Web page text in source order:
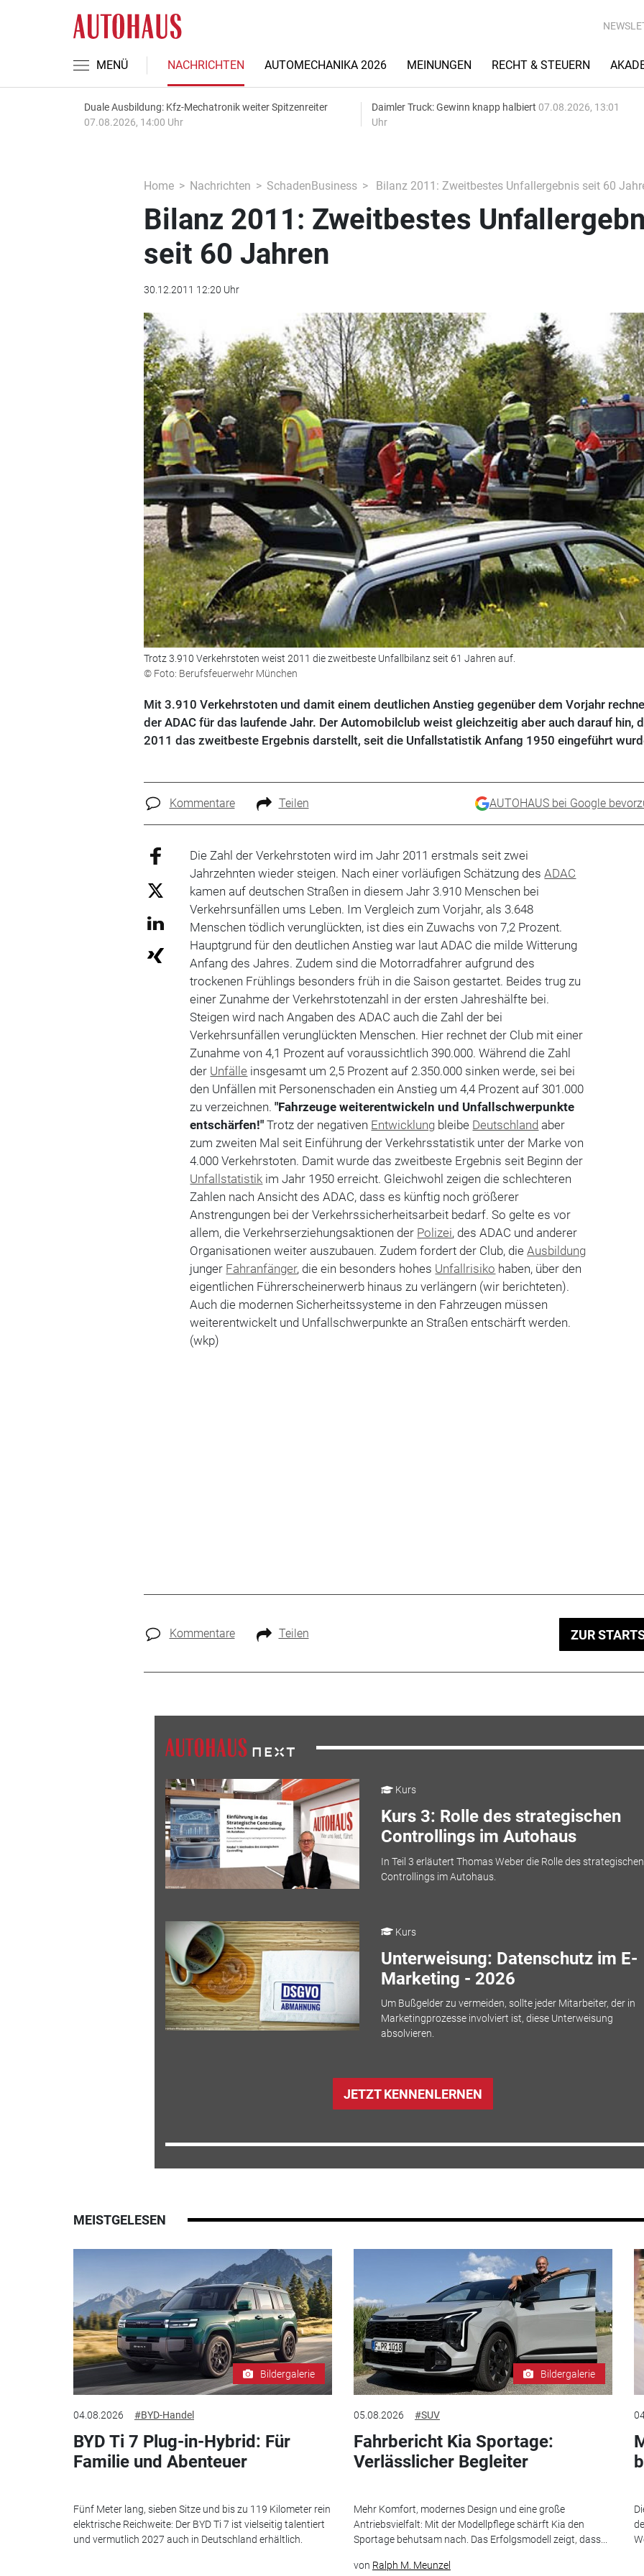
MENÜ NACHRICHTEN AUTOMECHANIKA 2026 MEINUNGEN RECHT & STEUERN
Duale Ausbildung: Kfz-Mechatronik weiter Spitzenreiter
07.08.2026, 14:00 Uhr
Daimler Truck: Gewinn knapp halbiert 07.08.2026, 13:01
Uhr
Home Nachrichten SchadenBusiness Bilanz 2011: Zweitbestes Unfallergebnis seit 60
Bilanz 2011: Zweitbestes
seit 60 Jahren
30.12.2011 12:20 Uhr
Trotz 3.910 Verkehrstoten weist 2011 die zweitbeste Unfallbilanz seit 61 Jahren auf.
© Foto: Berufsfeuerwehr München
Mit 3.910 Verkehrstoten und damit einem deutlichen Anstieg gegenüber dem Vorjahr
der ADAC für das laufende Jahr. Der Automobilclub weist gleichzeitig aber auch darauf hin,
2011 das zweitbeste Ergebnis darstellt, seit die Unfallstatistik Anfang 1950 eingeführt
Kommentare Teilen AUTOHAUS bei Google
Die Zahl der Verkehrstoten wird im Jahr 2011 erstmals seit zwei
Jahrzehnten wieder steigen. Nach einer vorläufigen Schätzung desADAC
kamen auf deutschen Straßen in diesem Jahr 3.910 Menschen bei
Verkehrsunfällen ums Leben. Im Vergleich zum Vorjahr, als 3.648
Menschen tödlich verunglückten, ist dies ein Zuwachs von 7,2 Prozent.
Hauptgrund für den deutlichen Anstieg war laut ADAC die milde Witterung
Anfang des Jahres. Zudem sind die Motorradfahrer aufgrund des
trockenen Frühlings besonders früh in die Saison gestartet. Beides trug zu
einer Zunahme der Verkehrstotenzahl in der ersten Jahreshälfte bei.
Steigen wird nach Angaben des ADAC auch die Zahl der bei
Verkehrsunfällen verunglückten Menschen. Hier rechnet der Club mit einer
Zunahme von 4,1 Prozent auf voraussichtlich 390.000. Während die Zahl
der Unfälle insgesamt um 2,5 Prozent auf 2.350.000 sinken werde, sei bei
den Unfällen mit Personenschaden ein Anstieg um 4,4 Prozent auf 301.000
zu verzeichnen."Fahrzeuge weiterentwickeln und Unfallschwerpunkte
entschärfen!" Trotz der negativen Entwicklung bleibe Deutschland aber
zum zweiten Mal seit Einführung der Verkehrsstatistik unter der Marke von
4.000 Verkehrstoten. Damit wurde das zweitbeste Ergebnis seit Beginn der
Unfallstatistik im Jahr 1950 erreicht. Gleichwohl zeigen die schlechteren
Zahlen nach Ansicht des ADAC, dass es künftig noch größerer
Anstrengungen bei der Verkehrssicherheitsarbeit bedarf. So gelte es vor
allem, die Verkehrserziehungsaktionen der Polizei, des ADAC und anderer
Organisationen weiter auszubauen. Zudem fordert der Club, dieAusbildung
junger Fahranfänger, die ein besonders hohes Unfallrisiko haben, über den
eigentlichen Führerscheinerwerb hinaus zu verlängern (wir berichteten).
Auch die modernen Sicherheitssysteme in den Fahrzeugen müssen
weiterentwickelt und Unfallschwerpunkte an Straßen entschärft werden.
(wkp)
Kommentare Teilen ZUR
Kurs
Kurs 3: Rolle des strategischen
Controllings im Autohaus
In Teil 3 erläutert Thomas Weber die Rolle des strategischen
Controllings im Autohaus.
Kurs
Unterweisung: Datenschutz im E-
Marketing - 2026
Um Bußgelder zu vermeiden, sollte jeder Mitarbeiter, der in
Marketingprozesse involviert ist, diese Unterweisung
absolvieren.
JETZT KENNENLERNEN
MEISTGELESEN
Bildergalerie
04.08.2026 #BYD-Handel
BYD Ti 7 Plug-in-Hybrid: Für
Familie und Abenteuer
Fünf Meter lang, sieben Sitze und bis zu 119 Kilometer rein
elektrische Reichweite: Der BYD Ti 7 ist vielseitig talentiert
und vermutlich 2027 auch in Deutschland erhältlich.
Bildergalerie
05.08.2026 #SUV
Fahrbericht Kia Sportage:
Verlässlicher Begleiter
Mehr Komfort, modernes Design und eine große
Antriebsvielfalt: Mit der Modellpflege schärft Kia den
Sportage behutsam nach. Das Erfolgsmodell zeigt, dass...
von Ralph M. Meunzel